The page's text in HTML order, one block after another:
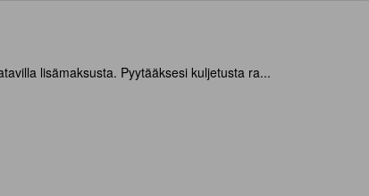
lisämaksusta. Pyytääksesi kuljetusta ra...